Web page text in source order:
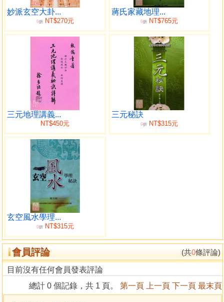
友、熱愛者，提供 一部份研習教材，鉦洲耿氏於青島隱居之
餘，尋得古本，不敢私心而獨藏，願 與全宇華文世界，有心
研究堪輿古本之同好，廣結善緣。公開古抄本書，本無 所
求，祈廣結善緣；但如有功德，願迴向給我公司，祈求公司
事業順利，業務 昌隆，為是願也。
寫在前面
研究本書的重點是以蔣氏學派為主，學者要以國學功力
去分析文詞與風水 學術之間的關係。歸厚錄內容，大體與本
書相類似，鉦洲耿氏深覺有參考之價 值。
本書版本獲得時間在二○○七年，得此書公開之，是以文
會友，期拋磚引 玉，公開古訣，以求善緣有利後世後學，是
英祺居士 耿鉦洲
于○八年六月
目錄
河圖精義
洛書精義
先後八卦精義
妙派玄空大卦...
9折NT$270元
蔣氏家藏地理...
9折 NT$765元
三元地理講義...
NT$450元
三元秘訣
9折 NT$315元
玄空風水學理...
9折NT$315元
會員評論 (共0條評論)
目前沒有任何會員發表評論
總計 0 個記錄，共 1 頁。 第一頁 上一頁 下一頁 最末頁